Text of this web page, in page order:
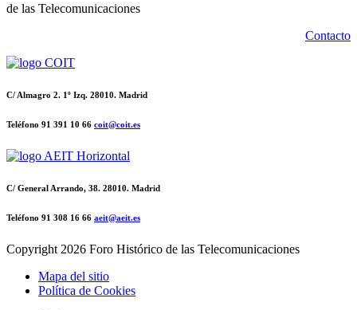
de las Telecomunicaciones
Contacto
C/ Almagro 2. 1º Izq. 28010. Madrid
Teléfono 91 391 10 66 coit@coit.es
C/ General Arrando, 38. 28010. Madrid
Teléfono 91 308 16 66 aeit@aeit.es
Copyright 2026 Foro Histórico de las Telecomunicaciones
Mapa del sitio
Política de Cookies